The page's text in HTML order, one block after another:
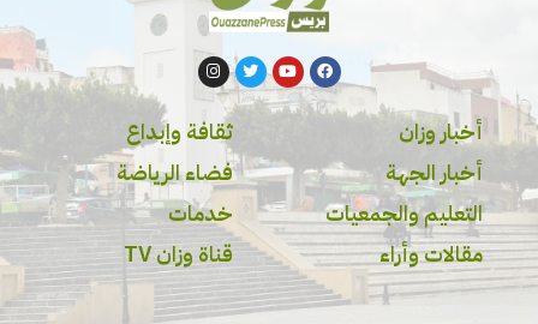
أخبار وزان
أخبار الجهة
التعليم والجمعيات
مقالات وأراء
ثقافة وإبداع
فضاء الرياضة
خدمات
قناة وزان TV